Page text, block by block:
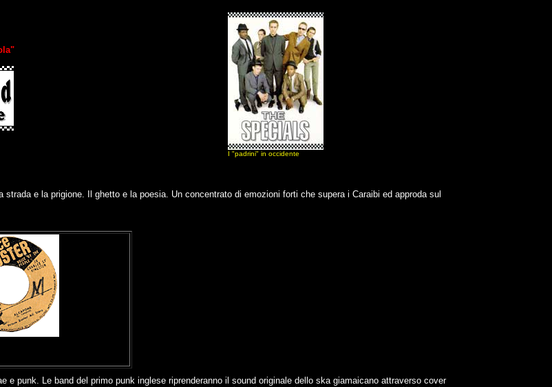
I "padrini" in occidente
e la prigione. Il ghetto e la poesia. Un concentrato di emozioni forti che supera i Caraibi ed approda sul
e punk. Le band del primo punk inglese riprenderanno il sound originale dello ska giamaicano attraverso cover